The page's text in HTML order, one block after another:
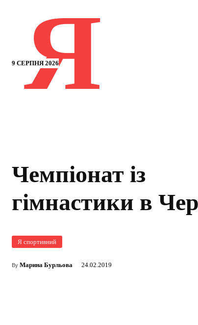
9 СЕРПНЯ 2026
Я
Чемпіонат із
гімнастики в
Я спортивний
By Марина Бурльова 24.02.2019